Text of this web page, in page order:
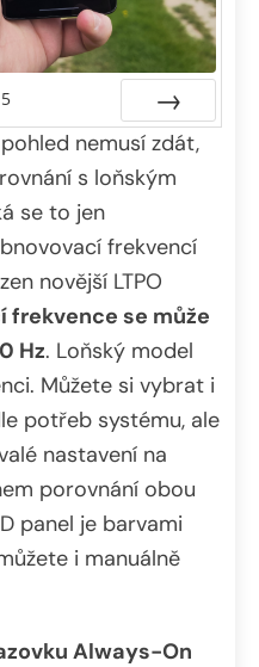
5
Další
nemusí zdát,
s loňským
se to jen
frekvencí
novější LTPO
frekvence se může
Hz. Loňský model
Můžete si vybrat i
potřeb systému, ale
nastavení na
porovnání obou
panel je barvami
i manuálně
Always-On